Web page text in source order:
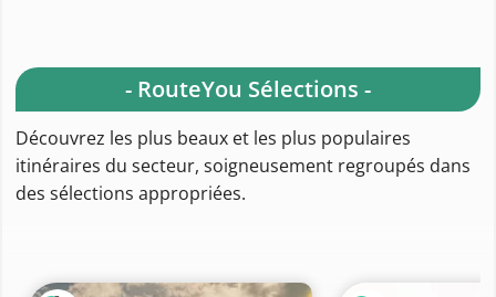
- RouteYou Sélections -
Découvrez les plus beaux et les plus populaires
itinéraires du secteur, soigneusement regroupés dans
des sélections appropriées.